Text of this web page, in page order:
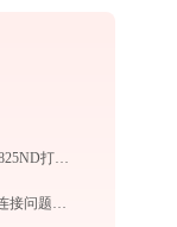
(2026最新)从零开始：三星 SL-M3825ND打印机驱动的下载及安装流程
(2026最新) 得实DSAR3000打印机连接问题解决方法 - 金山毒霸